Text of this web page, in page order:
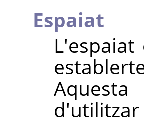
Espaiat
d'utilitzar